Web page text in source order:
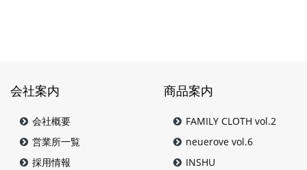
会社案内
会社概要
営業所一覧
採用情報
商品案内
FAMILY CLOTH vol.2
neuerove vol.6
INSHU